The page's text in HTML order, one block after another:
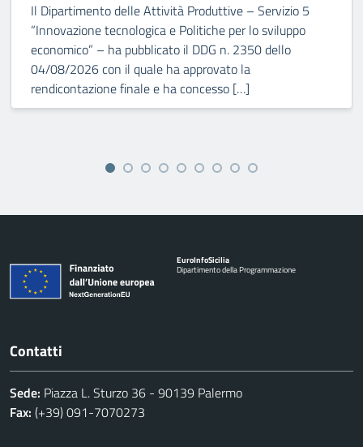
Il Dipartimento delle Attività Produttive – Servizio 5
“Innovazione tecnologica e Politiche per lo sviluppo
economico” – ha pubblicato il DDG n. 2350 dello
04/08/2026 con il quale ha approvato la
rendicontazione finale e ha concesso […]
EuroInfoSicilia
Dipartimento della Programmazione
Contatti
Sede: Piazza L. Sturzo 36 - 90139 Palermo
Fax: (+39) 091-7070273